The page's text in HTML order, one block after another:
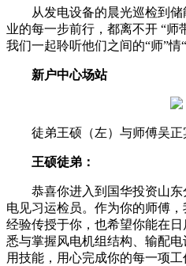
从发电设备的晨光巡检到储
业的每一步前行，都离不开 “师
我们一起聆听他们之间的“师”情
新户中心场站
徒弟王硕（左）与师傅吴正
王硕徒弟：
恭喜你进入到国华投资山东
电见习运检员。作为你的师傅
经验传授于你，也希望你能在
悉与掌握风电机组结构、输配
用技能，用心完成你的每一项